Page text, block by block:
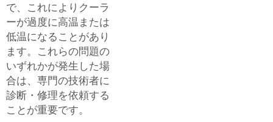
で、これによりクーラ
ーが過度に高温または
低温になることがあり
ます。これらの問題の
いずれかが発生した場
合は、専門の技術者に
診断・修理を依頼する
ことが重要です。